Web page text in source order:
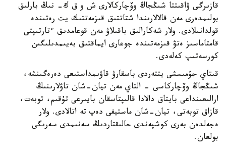
قازىرگى ۋاقىتتا شىڭجاڭ وۆچاركالارى ش و ق ك- نىڭ بارلىق
بولىمدەرى مەن قالالارىندا شتاتتىق قىزمەتتىك يت رەتىندە
قولدانىلادى. ولار شەكارالىق باقىلاۋ مەن قوعامدىق ءتارتىپتى
قامتاماسىز ەتۋ قىزمەتىندە جوعارى ايماقتىق بەيىمدىلىگىن
كورسەتىپ كەلەدى.
قىتاي جۇمىسشى يتتەردى باسقارۋ قاۋىمداستىعى دەرەگىنشە،
شىڭجاڭ وۆچاركاسى - التاي مەن تيان-شان تاۋلارىنىڭ
ارالىعىنداعى بايتاق دالادا قالىپتاسقان بايىرعى تۇقىم، توبەت،
قازاق توبەتى، تيان-شان ماستيفى دەپ تە اتالادى. ولار
ەجەلدەن بەرى كوشپەندى حالىقتاردىڭ سەنىمدى سەرىگى
بولعان.